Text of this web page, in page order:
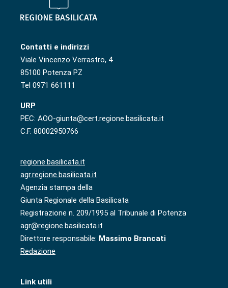
Contatti e indirizzi
Viale Vincenzo Verrastro, 4
85100 Potenza PZ
Tel 0971 661111
URP
PEC: AOO-giunta@cert.regione.basilicata.it
C.F. 80002950766
regione.basilicata.it
agr.regione.basilicata.it
Agenzia stampa della
Giunta Regionale della Basilicata
Registrazione n. 209/1995 al Tribunale di Potenza
agr@regione.basilicata.it
Direttore responsabile: Massimo Brancati
Redazione
Link utili